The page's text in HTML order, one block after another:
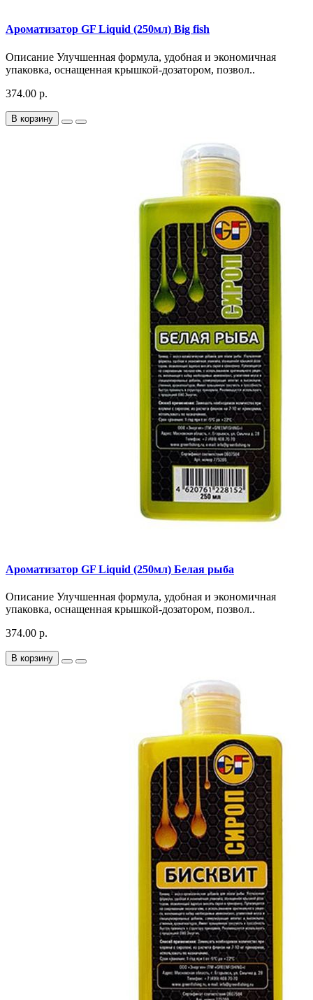
Ароматизатор GF Liquid (250мл) Big fish
Описание Улучшенная формула, удобная и экономичная
упаковка, оснащенная крышкой-дозатором, позвол..
374.00 р.
В корзину
Ароматизатор GF Liquid (250мл) Белая рыба
Описание Улучшенная формула, удобная и экономичная
упаковка, оснащенная крышкой-дозатором, позвол..
374.00 р.
В корзину